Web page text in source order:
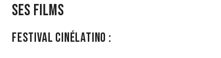
Ses films
Festival Cinélatino :